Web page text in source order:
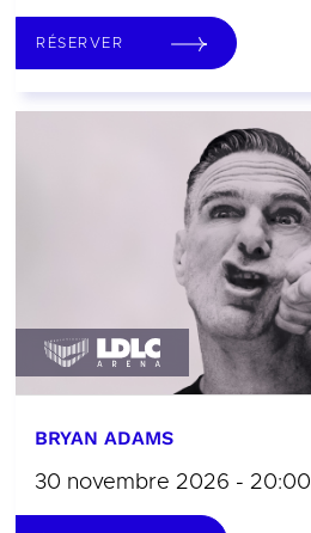
RÉSERVER
BRYAN ADAMS
30 novembre 2026 - 20:00